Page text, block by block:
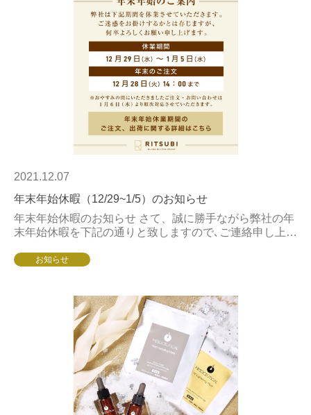
2021.12.07
年末年始休暇（12/29~1/5）のお知らせ
年末年始休暇のお知らせ さて、誠に勝手ながら弊社の年
末年始休暇を下記の通りと致しますので､ご連絡申し上げ
は行っております。お得意様には何かと...
お知らせ